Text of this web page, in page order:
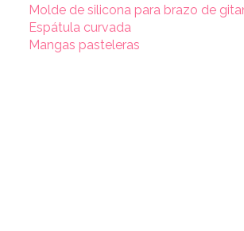
Molde de silicona para brazo de
Espátula curvada
Mangas pasteleras